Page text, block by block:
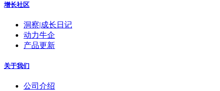
增长社区
洞察|成长日记
动力牛企
产品更新
关于我们
公司介绍